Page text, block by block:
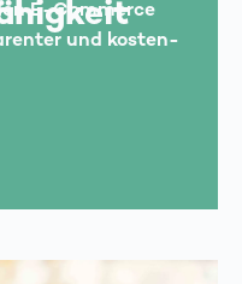
E-Commerce
und kosten­